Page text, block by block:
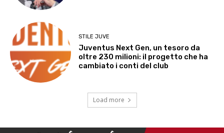
STILE JUVE
Juventus Next Gen, un tesoro da
oltre 230 milioni: il progetto che ha
cambiato i conti del club
Load more